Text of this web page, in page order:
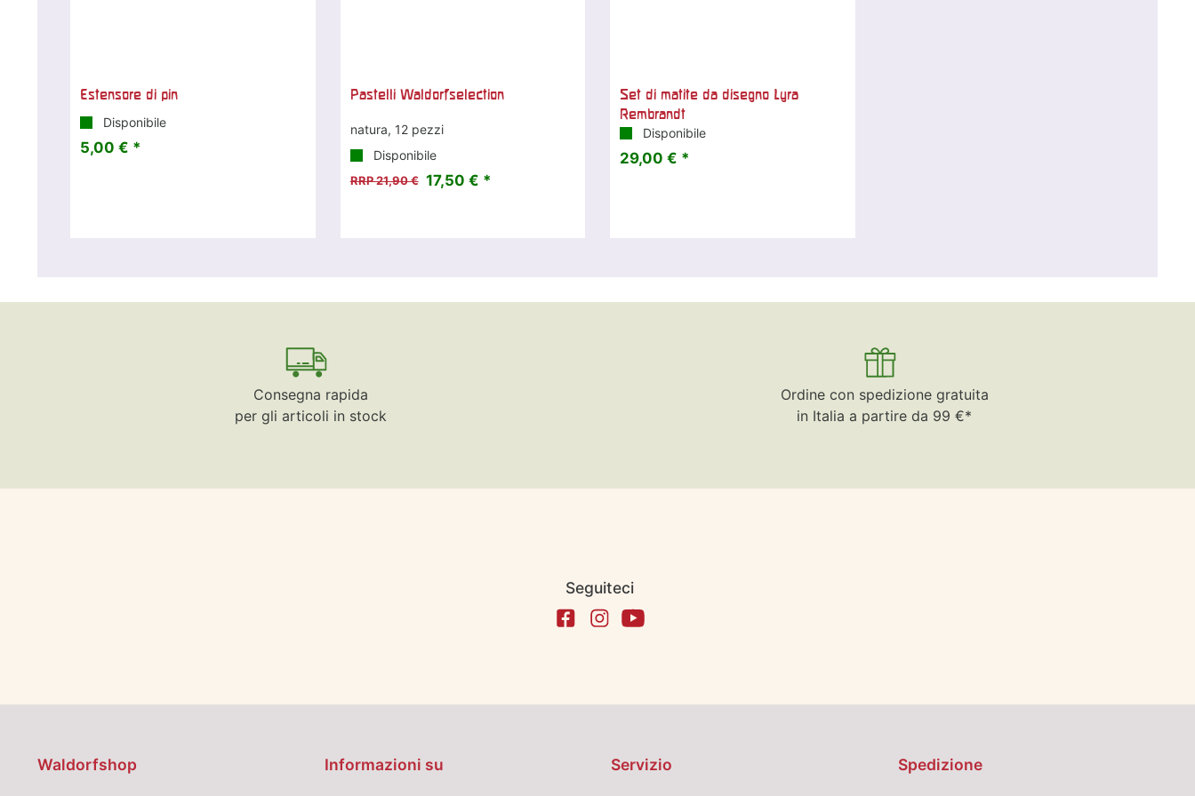
Estensore di pin
Disponibile
5,00 € *
Pastelli Waldorfselection
natura, 12 pezzi
Disponibile
RRP 21,90 € 17,50 € *
Set di matite da disegno Lyra
Rembrandt
Disponibile
29,00 € *
Consegna rapida
per gli articoli in stock
Ordine con spedizione gratuita
in Italia a partire da 99 €*
Seguiteci
Waldorfshop Informazioni su Servizio Spedizione